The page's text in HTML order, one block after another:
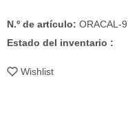
N.º de artículo: ORACAL-
Estado del inventario :
Wishlist